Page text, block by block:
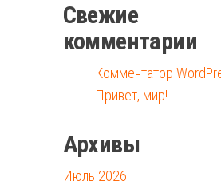
Свежие
комментарии
Комментатор
Привет, мир!
Архивы
Июль 2026